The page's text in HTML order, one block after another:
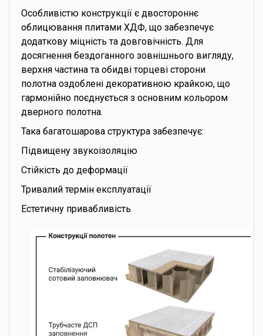
Особливістю конструкції є двостороннє
облицювання плитами ХДФ, що забезпечує
додаткову міцність та довговічність. Для
досягнення бездоганного зовнішнього вигляду,
верхня частина та обидві торцеві сторони
полотна оздоблені декоративною крайкою, що
гармонійно поєднується з основним кольором
дверного полотна.
Така багатошарова структура забезпечує:
Підвищену звукоізоляцію
Стійкість до деформації
Тривалий термін експлуатації
Естетичну привабливість